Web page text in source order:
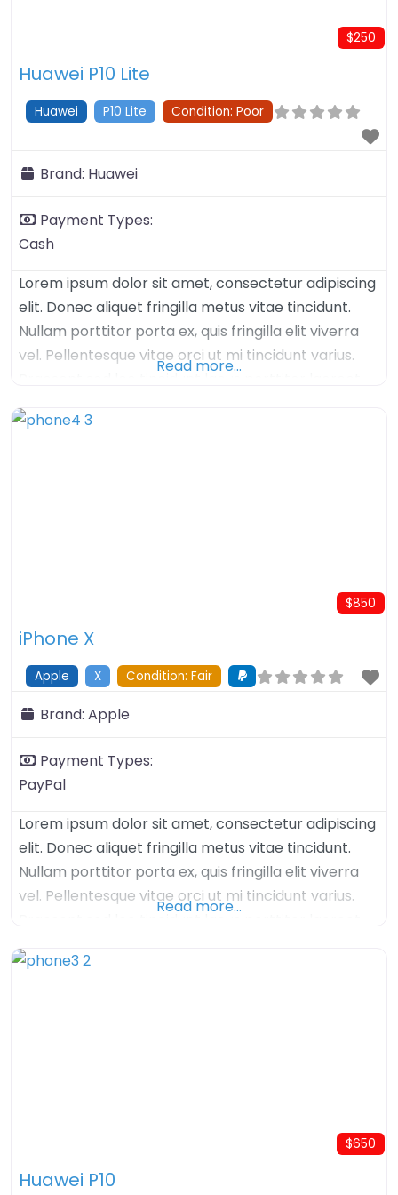
$250
Huawei P10 Lite
Huawei P10 Lite Condition: Poor
Brand: Huawei
Payment Types:
Cash
Lorem ipsum dolor sit amet, consectetur adipiscing
elit. Donec aliquet fringilla metus vitae tincidunt.
Nullam porttitor porta ex, quis fringilla elit viverra
vel. Pellentesque vitae orci ut mi tincidunt varius.
Proin molestie erat a vestibulum lobortis. Nullam
tincidunt elit sem, non fermentum nisl convallis at.
Read more…
$850
iPhone X
Apple X Condition: Fair
Brand: Apple
Payment Types:
PayPal
Lorem ipsum dolor sit amet, consectetur adipiscing
elit. Donec aliquet fringilla metus vitae tincidunt.
Nullam porttitor porta ex, quis fringilla elit viverra
vel. Pellentesque vitae orci ut mi tincidunt varius.
Proin molestie erat a vestibulum lobortis. Nullam
tincidunt elit sem, non fermentum nisl convallis at.
Read more…
$650
Huawei P10